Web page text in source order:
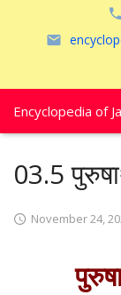
Encyclopedia of
03.5
November 24,